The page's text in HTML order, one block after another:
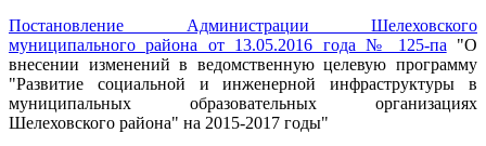
Постановление Администрации Шелеховского
муниципального района от 13.05.2016 года № 125-па "О
внесении изменений в ведомственную целевую программу
"Развитие социальной и инженерной инфраструктуры в
муниципальных образовательных организациях
Шелеховского района" на 2015-2017 годы"